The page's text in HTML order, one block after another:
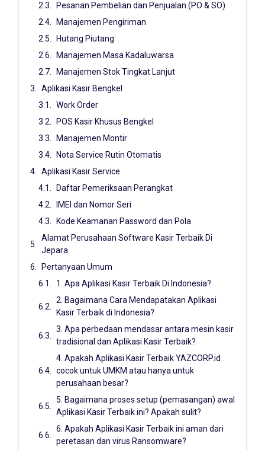
Pesanan Pembelian dan Penjualan (PO & SO)
Manajemen Pengiriman
Hutang Piutang
Manajemen Masa Kadaluwarsa
Manajemen Stok Tingkat Lanjut
Aplikasi Kasir Bengkel
Work Order
POS Kasir Khusus Bengkel
Manajemen Montir
Nota Service Rutin Otomatis
Aplikasi Kasir Service
Daftar Pemeriksaan Perangkat
IMEI dan Nomor Seri
Kode Keamanan Password dan Pola
Alamat Perusahaan Software Kasir Terbaik Di
Jepara
Pertanyaan Umum
1. Apa Aplikasi Kasir Terbaik Di Indonesia?
2. Bagaimana Cara Mendapatakan Aplikasi
Kasir Terbaik di Indonesia?
3. Apa perbedaan mendasar antara mesin kasir
tradisional dan Aplikasi Kasir Terbaik?
4. Apakah Aplikasi Kasir Terbaik YAZCORP.id
cocok untuk UMKM atau hanya untuk
perusahaan besar?
5. Bagaimana proses setup (pemasangan) awal
Aplikasi Kasir Terbaik ini? Apakah sulit?
6. Apakah Aplikasi Kasir Terbaik ini aman dari
peretasan dan virus Ransomware?